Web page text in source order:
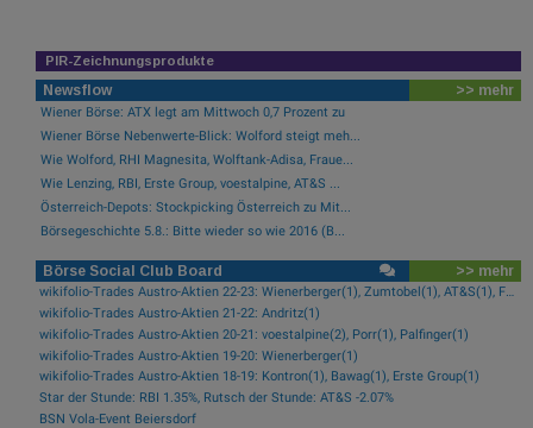
PIR-Zeichnungsprodukte
Newsflow >> mehr
Wiener Börse: ATX legt am Mittwoch 0,7 Prozent zu
Wiener Börse Nebenwerte-Blick: Wolford steigt meh...
Wie Wolford, RHI Magnesita, Wolftank-Adisa, Fraue...
Wie Lenzing, RBI, Erste Group, voestalpine, AT&S ...
Österreich-Depots: Stockpicking Österreich zu Mit...
Börsegeschichte 5.8.: Bitte wieder so wie 2016 (B...
Börse Social Club Board >> mehr
wikifolio-Trades Austro-Aktien 22-23: Wienerberger(1), Zumtobel(1), AT&S(1), Frequentis(1), FACC(1), Kontron(1)
wikifolio-Trades Austro-Aktien 21-22: Andritz(1)
wikifolio-Trades Austro-Aktien 20-21: voestalpine(2), Porr(1), Palfinger(1)
wikifolio-Trades Austro-Aktien 19-20: Wienerberger(1)
wikifolio-Trades Austro-Aktien 18-19: Kontron(1), Bawag(1), Erste Group(1)
Star der Stunde: RBI 1.35%, Rutsch der Stunde: AT&S -2.07%
BSN Vola-Event Beiersdorf